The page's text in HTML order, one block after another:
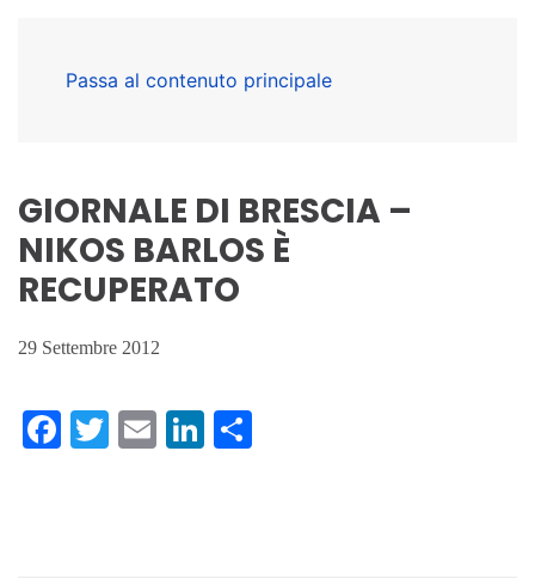
Passa al contenuto principale
GIORNALE DI BRESCIA –
NIKOS BARLOS È
RECUPERATO
29 Settembre 2012
Facebook
Twitter
EmailLinkedIn